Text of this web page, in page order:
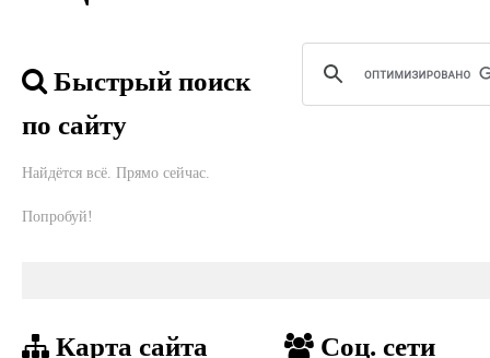
Быстрый поиск
по сайту
Найдётся всё. Прямо сейчас.
Попробуй!
Карта сайта Соц. сети